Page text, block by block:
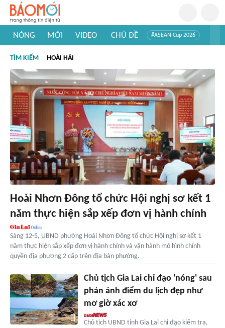
NÓNG MỚI VIDEO CHỦ ĐỀ #ASEAN Cup 2026
#Khám phá thế giới
TÌM KIẾM HOÀI HẢI
Hoài Nhơn Đông tổ chức Hội nghị sơ kết 1
năm thực hiện sắp xếp đơn vị hành chính
Sáng 12-5, UBND phường Hoài Nhơn Đông tổ chức Hội nghị sơ kết 1
năm thực hiện sắp xếp đơn vị hành chính và vận hành mô hình chính
quyền địa phương 2 cấp trên địa bàn phường.
Chủ tịch Gia Lai chỉ đạo 'nóng' sau
phản ánh điểm du lịch đẹp như
mơ giờ xác xơ
Chủ tịch UBND tỉnh Gia Lai chỉ đạo kiểm tra,